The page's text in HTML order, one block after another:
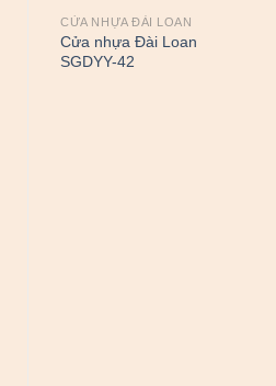
CỬA NHỰA ĐÀI LOAN
Cửa nhựa Đài Loan
SGDYY-42